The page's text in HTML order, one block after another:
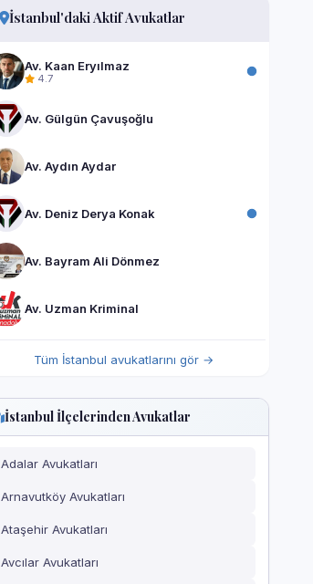
İstanbul'daki Aktif Avukatlar
Av. Kaan Eryılmaz
4.7
Av. Gülgün Çavuşoğlu
Av. Aydın Aydar
Av. Deniz Derya Konak
Av. Bayram Ali Dönmez
Av. Uzman Kriminal
Tüm İstanbul avukatlarını gör →
İstanbul İlçelerinden Avukatlar
Adalar Avukatları
Arnavutköy Avukatları
Ataşehir Avukatları
Avcılar Avukatları